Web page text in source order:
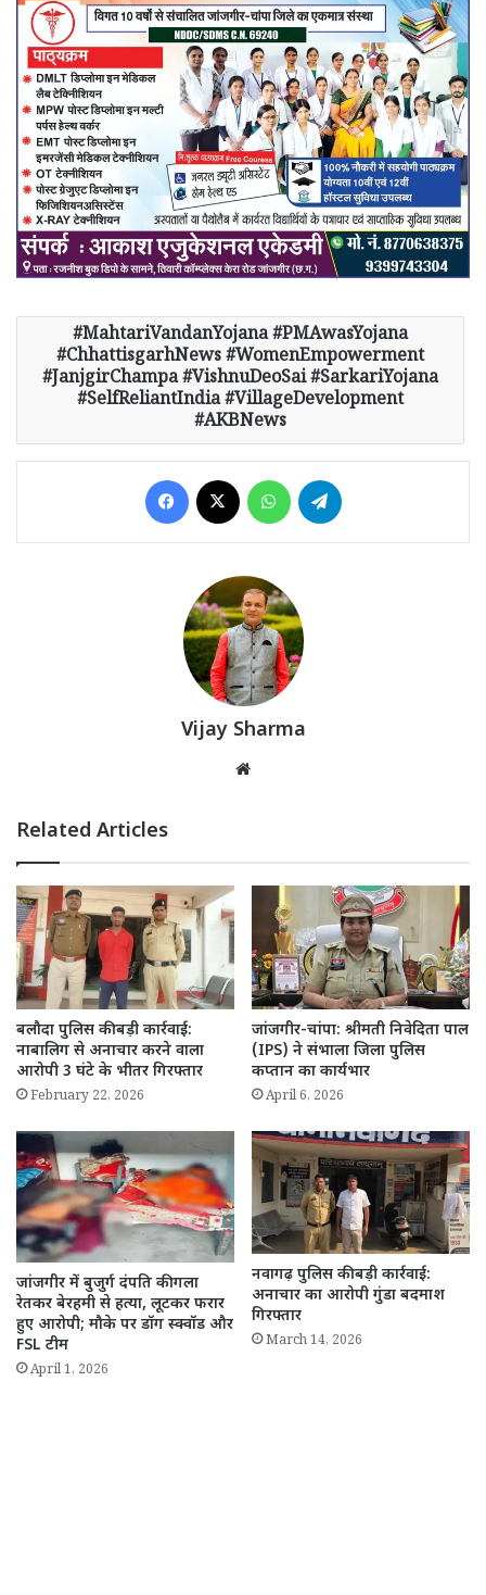
MahtariVandanYojana #PMAwasYojana
#ChhattisgarhNews #WomenEmpowerment
#JanjgirChampa #VishnuDeoSai #SarkariYojana
#SelfReliantIndia #VillageDevelopment
#AKBNews
Facebook WhatsApp
Vijay Sharma
Related Articles
बलौदा पुलिस की बड़ी कार्रवाई:
नाबालिग से अनाचार करने वाला
आरोपी 3 घंटे के भीतर गिरफ्तार
February 22, 2026
जांजगीर-चांपा: श्रीमती निवेदिता पाल
(IPS) ने संभाला जिला पुलिस
कप्तान का कार्यभार
April 6, 2026
जांजगीर में बुजुर्ग दंपति की गला
रेतकर बेरहमी से हत्या, लूटकर फरार
हुए आरोपी; मौके पर डॉग स्क्वॉड और
FSL टीम
April 1, 2026
नवागढ़ पुलिस की बड़ी कार्रवाई:
अनाचार का आरोपी गुंडा बदमाश
गिरफ्तार
March 14, 2026